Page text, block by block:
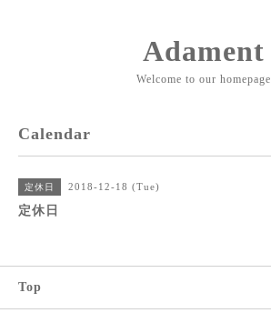
Adament
Welcome to our homepage
Calendar
定休日 2018-12-18 (Tue)
定休日
Top